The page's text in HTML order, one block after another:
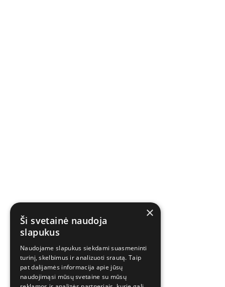
×
Ši svetainė naudoja
slapukus
Naudojame slapukus siekdami suasmeninti
turinį, skelbimus ir analizuoti srautą. Taip
pat dalijamės informacija apie jūsų
naudojimąsi mūsų svetaine su mūsų